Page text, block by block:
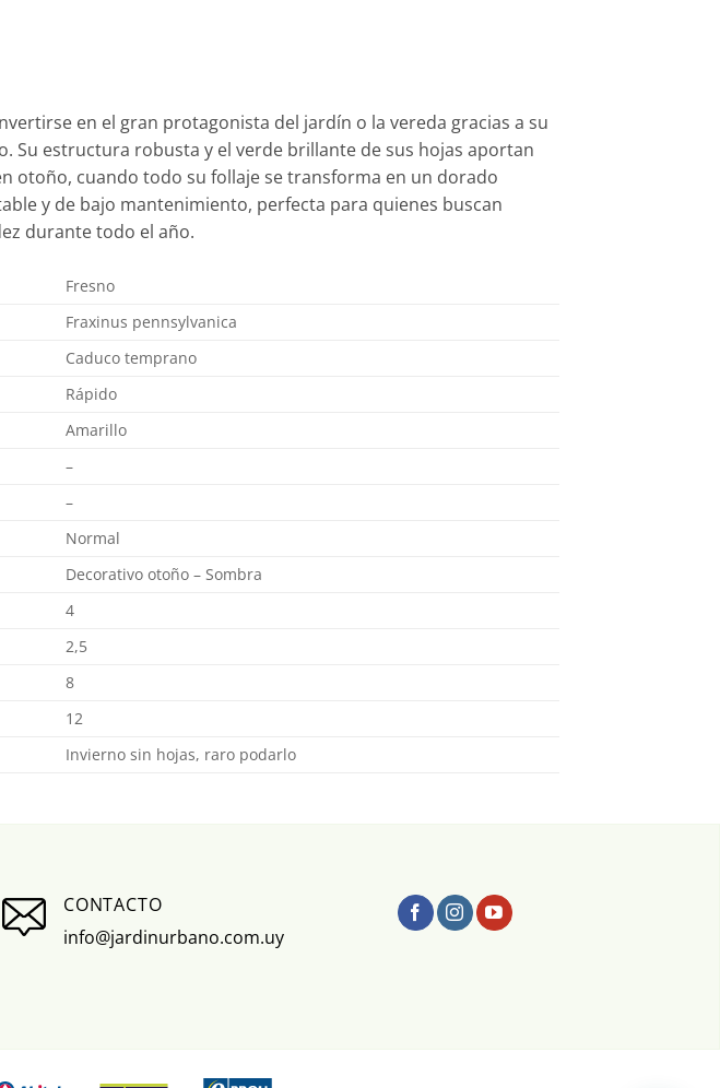
en el gran protagonista del jardín o la vereda gracias a su
Su estructura robusta y el verde brillante de sus hojas aportan
otoño, cuando todo su follaje se transforma en un dorado
y de bajo mantenimiento, perfecta para quienes buscan
durante todo el año.
Fresno
Fraxinus pennsylvanica
Caduco temprano
Rápido
Amarillo
–
–
Normal
Decorativo otoño – Sombra
4
2,5
8
12
Invierno sin hojas, raro podarlo
CONTACTO
info@jardinurbano.com.uy